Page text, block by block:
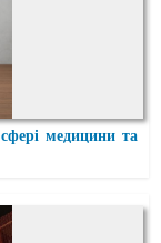
медицини та